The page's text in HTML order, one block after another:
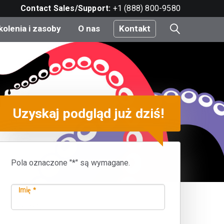
Contact Sales/Support: +1 (888) 800-9580
i zasoby O nas Kontakt
Uzyskaj podgląd już dziś!
Pola oznaczone "*" są wymagane.
Imię *